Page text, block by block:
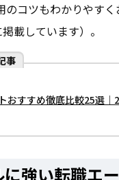
コツもわかりやす
載しています）。
事
おすすめ徹底比較25選｜
に強い転職エ